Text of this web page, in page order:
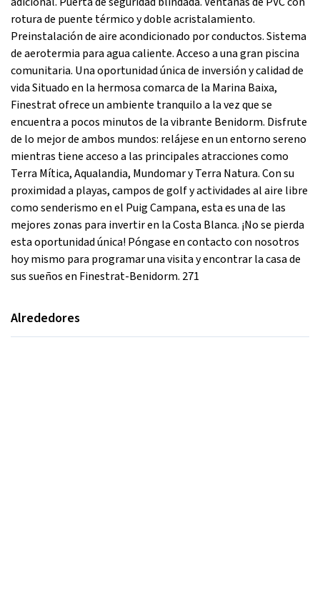
rotura de puente térmico y doble acristalamiento.
Preinstalación de aire acondicionado por conductos. Sistema
de aerotermia para agua caliente. Acceso a una gran piscina
comunitaria. Una oportunidad única de inversión y calidad de
vida Situado en la hermosa comarca de la Marina Baixa,
Finestrat ofrece un ambiente tranquilo a la vez que se
encuentra a pocos minutos de la vibrante Benidorm. Disfrute
de lo mejor de ambos mundos: relájese en un entorno sereno
mientras tiene acceso a las principales atracciones como
Terra Mítica, Aqualandia, Mundomar y Terra Natura. Con su
proximidad a playas, campos de golf y actividades al aire libre
como senderismo en el Puig Campana, esta es una de las
mejores zonas para invertir en la Costa Blanca. ¡No se pierda
esta oportunidad única! Póngase en contacto con nosotros
hoy mismo para programar una visita y encontrar la casa de
sus sueños en Finestrat-Benidorm. 271
Alrededores